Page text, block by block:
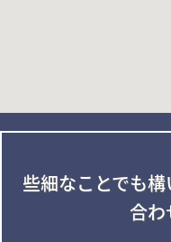
些細なことでも構
合わ